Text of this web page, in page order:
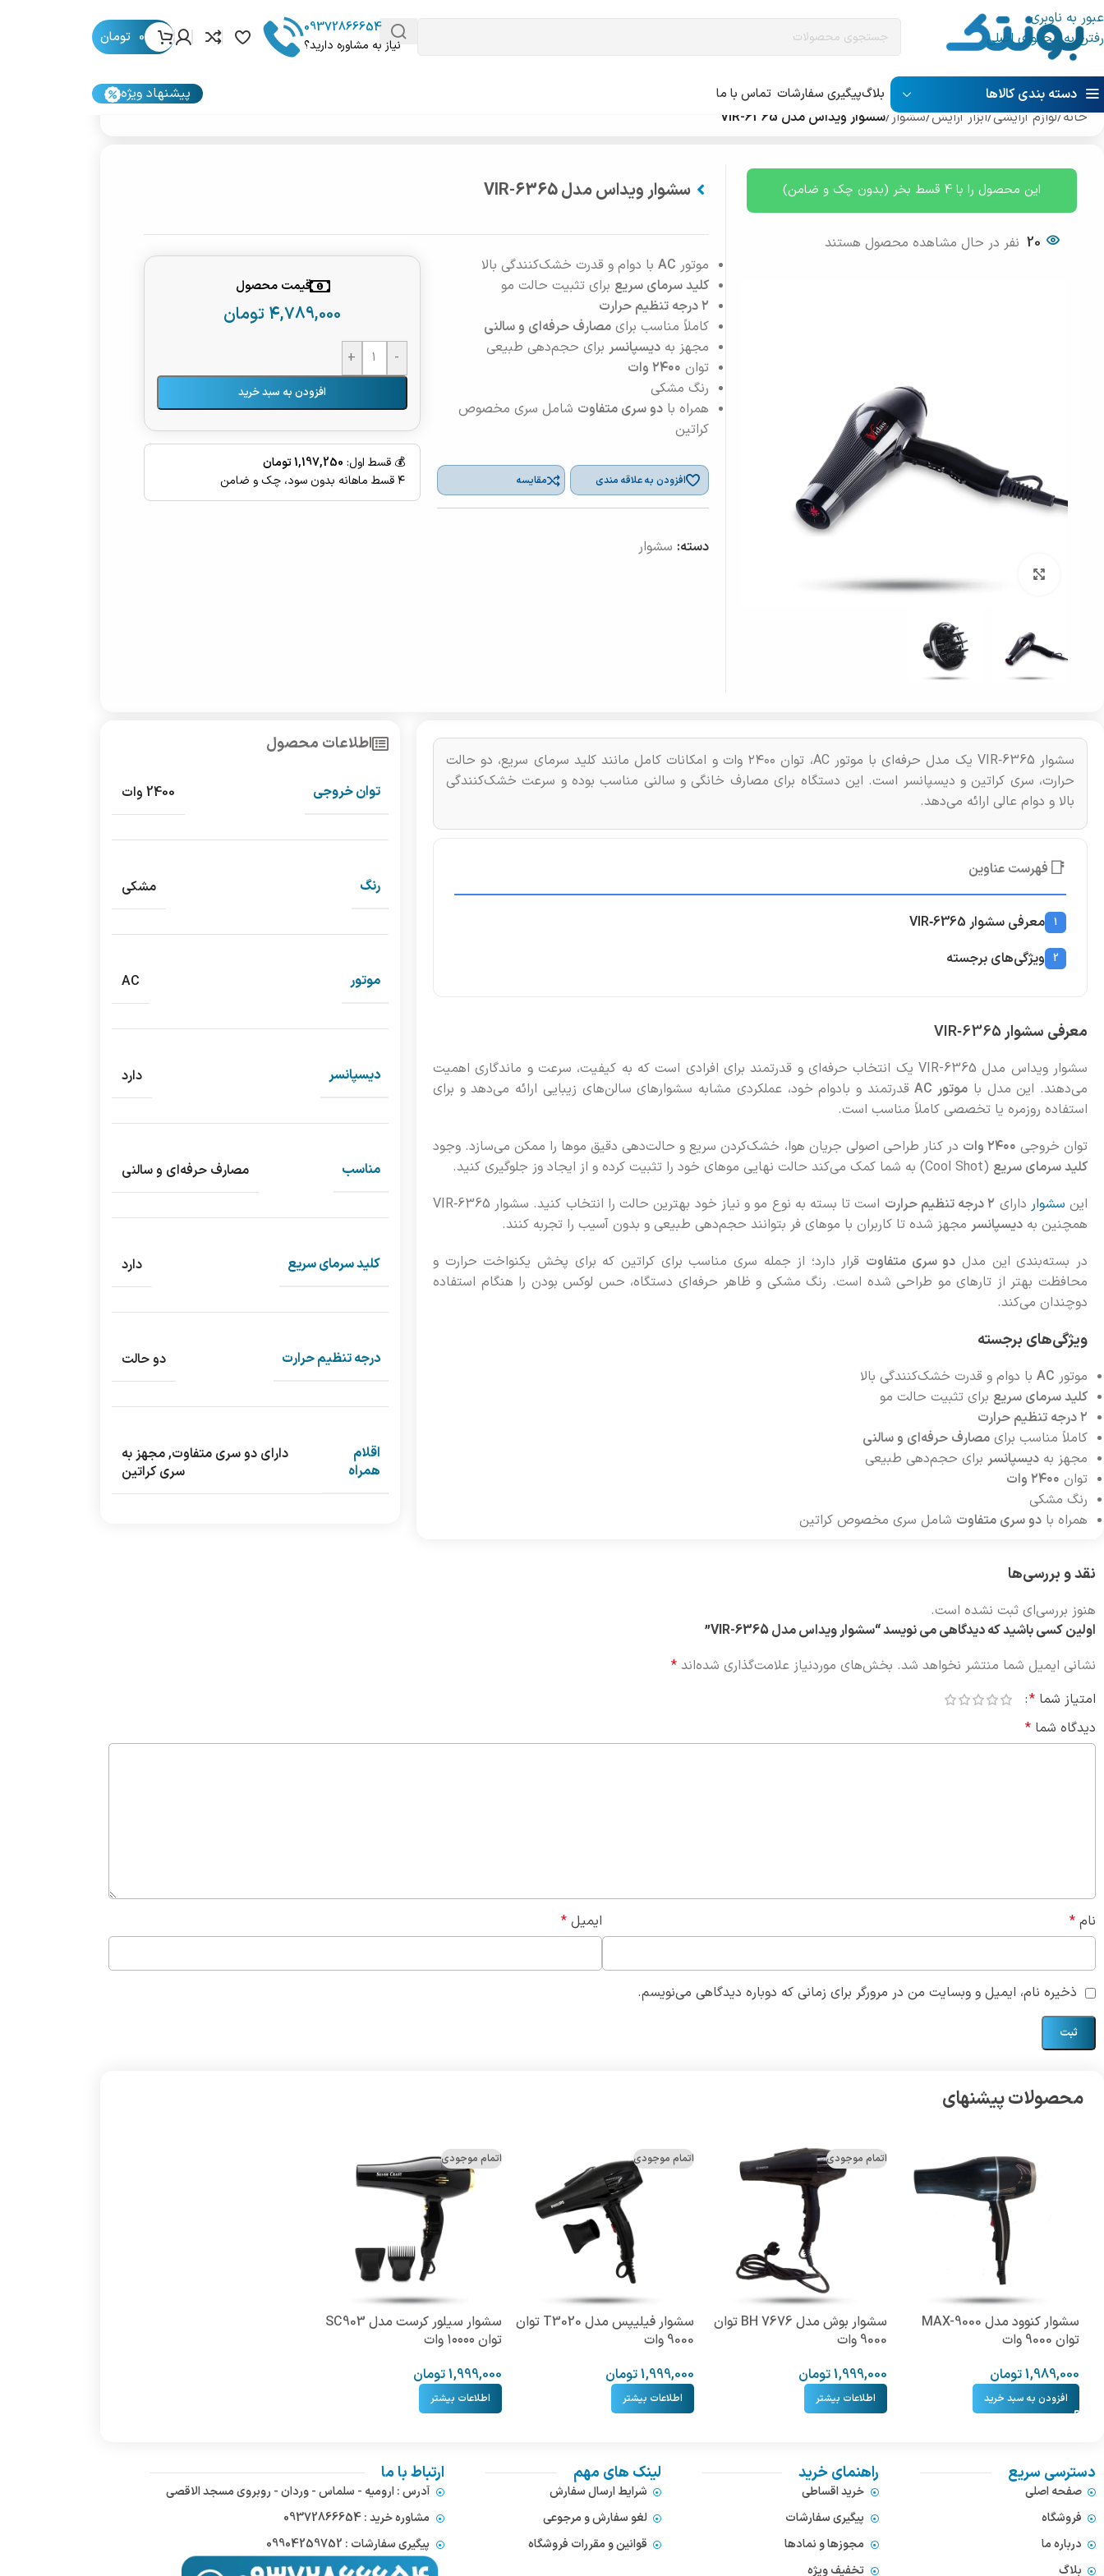
عبور به ناوبری
رفتن به محتوای اصلی
09372866654
نیاز به مشاوره دارید؟
0 تومان
دسته بندی کالاها بلاگپیگیری سفارشات تماس با ما
پیشنهاد ویژه
خانه/لوازم آرایشی/ابزار آرایش/سشوار/سشوار ویداس مدل VIR-6365
این محصول را با 4 قسط بخر (بدون چک و ضامن)
20 نفر در حال مشاهده محصول هستند
سشوار ویداس مدل VIR-6365
موتور ACبا دوام و قدرت خشک‌کنندگی بالا
کلید سرمای سریع برای تثبیت حالت مو
۲ درجه تنظیم حرارت
کاملاً مناسب برای مصارف حرفه‌ای و سالنی
مجهز به دیسپانسربرای حجم‌دهی طبیعی
توان ۲۴۰۰ وات
رنگ مشکی
همراه با دو سری متفاوت شامل سری مخصوص
کراتین
افزودن به علاقه مندی مقایسه
دسته: سشوار
قیمت محصول
4,789,000 تومان
-
+
افزودن به سبد خرید
💰 قسط اول: 1,197,250 تومان
۴ قسط ماهانه بدون سود، چک و ضامن
سشوار VIR‑6365 یک مدل حرفه‌ای با موتور AC، توان ۲۴۰۰ وات و امکانات کامل مانند کلید سرمای سریع، دو حالت
حرارت، سری‌ کراتین و دیسپانسر است. این دستگاه برای مصارف خانگی و سالنی مناسب بوده و سرعت خشک‌کنندگی
بالا و دوام عالی ارائه می‌دهد.
📑 فهرست عناوین
1 معرفی سشوار VIR‑6365
2 ویژگی‌های برجسته
معرفی سشوارVIR‑6365
سشوار ویداس مدل VIR-6365 یک انتخاب حرفه‌ای و قدرتمند برای افرادی است که به کیفیت، سرعت و ماندگاری اهمیت
می‌دهند. این مدل با موتور AC
قدرتمند و بادوام خود، عملکردی مشابه سشوارهای سالن‌های زیبایی ارائه می‌دهد و برای
استفاده روزمره یا تخصصی کاملاً مناسب است.
توان خروجی ۲۴۰۰ وات
در کنار طراحی اصولی جریان هوا، خشک‌کردن سریع و حالت‌دهی دقیق موها را ممکن می‌سازد. وجود
کلید سرمای سریع (Cool Shot) به شما کمک می‌کند حالت نهایی موهای خود را تثبیت کرده و از ایجاد وز جلوگیری کنید.
این سشوار دارای ۲ درجه تنظیم حرارت
است تا بسته به نوع مو و نیاز خود بهترین حالت را انتخاب کنید. سشوار VIR‑6365
همچنین به دیسپانسر مجهز شده تا کاربران با موهای فر بتوانند حجم‌دهی طبیعی و بدون آسیب را تجربه کنند.
در بسته‌بندی این مدل دو سری متفاوت قرار دارد؛ از جمله سری مناسب برای کراتین که برای پخش یکنواخت حرارت و
محافظت بهتر از تارهای مو طراحی شده است. رنگ مشکی و ظاهر حرفه‌ای دستگاه، حس لوکس بودن را هنگام استفاده
دوچندان می‌کند.
ویژگی‌های برجسته
موتور AC با دوام و قدرت خشک‌کنندگی بالا
کلید سرمای سریع برای تثبیت حالت مو
۲ درجه تنظیم حرارت
کاملاً مناسب برای مصارف حرفه‌ای و سالنی
مجهز به دیسپانسر برای حجم‌دهی طبیعی
توان ۲۴۰۰ وات
رنگ مشکی
همراه با دو سری متفاوت شامل سری مخصوص کراتین
اطلاعات محصول
توان خروجی 2400 وات
رنگ مشکی
موتور AC
دیسپانسر دارد
مناسب مصارف حرفه‌ای و سالنی
کلید سرمای سریع دارد
درجه تنظیم حرارت دو حالت
اقلام
همراه
دارای دو سری متفاوت, مجهز به
سری کراتین
نقد و بررسی‌ها
هنوز بررسی‌ای ثبت نشده است.
اولین کسی باشید که دیدگاهی می نویسد “سشوار ویداس مدل VIR-6365”
نشانی ایمیل شما منتشر نخواهد شد. بخش‌های موردنیاز علامت‌گذاری شده‌اند *
امتیاز شما *
دیدگاه شما *
نام * ایمیل *
ذخیره نام، ایمیل و وبسایت من در مرورگر برای زمانی که دوباره دیدگاهی می‌نویسم.
محصولات پیشنهای
سشوار کنوود مدل MAX-9000
توان 9000 وات
1,989,000تومان
افزودن به سبد خرید
اتمام موجودی
سشوار بوش مدل BH 7676 توان
9000 وات
1,999,000تومان
اطلاعات بیشتر
اتمام موجودی
سشوار فیلیپس مدل T3020 توان
9000 وات
1,999,000تومان
اطلاعات بیشتر
اتمام موجودی
سشوار سیلور کرست مدل SC903
توان ۱۰۰۰۰ وات
1,999,000تومان
اطلاعات بیشتر
دسترسی سریع
صفحه اصلی
فروشگاه
درباره ما
بلاگ
راهنمای خرید
خرید اقساطی
پیگیری سفارشات
مجوزها و نمادها
تخفیف ویژه
لینک های مهم
شرایط ارسال سفارش
لغو سفارش و مرجوعی
قوانین و مقررات فروشگاه
ارتباط با ما
آدرس : ارومیه - سلماس - وردان - روبروی مسجد الاقصی
مشاوره خرید : 09372866654
پیگیری سفارشات : 09904259752